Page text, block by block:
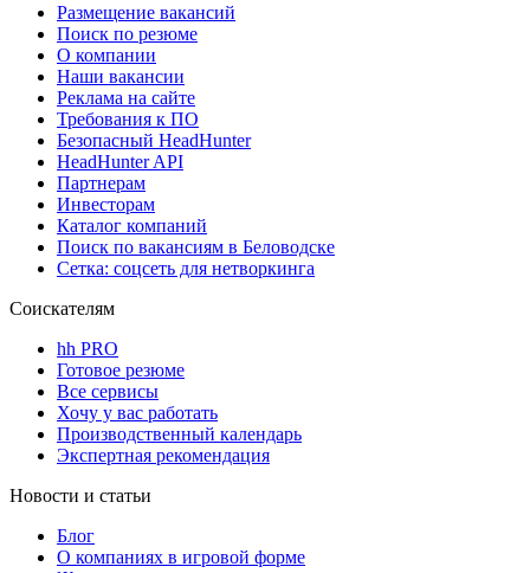
Размещение вакансий
Поиск по резюме
О компании
Наши вакансии
Реклама на сайте
Требования к ПО
Безопасный HeadHunter
HeadHunter API
Партнерам
Инвесторам
Каталог компаний
Поиск по вакансиям в Беловодске
Сетка: соцсеть для нетворкинга
Соискателям
hh PRO
Готовое резюме
Все сервисы
Хочу у вас работать
Производственный календарь
Экспертная рекомендация
Новости и статьи
Блог
О компаниях в игровой форме